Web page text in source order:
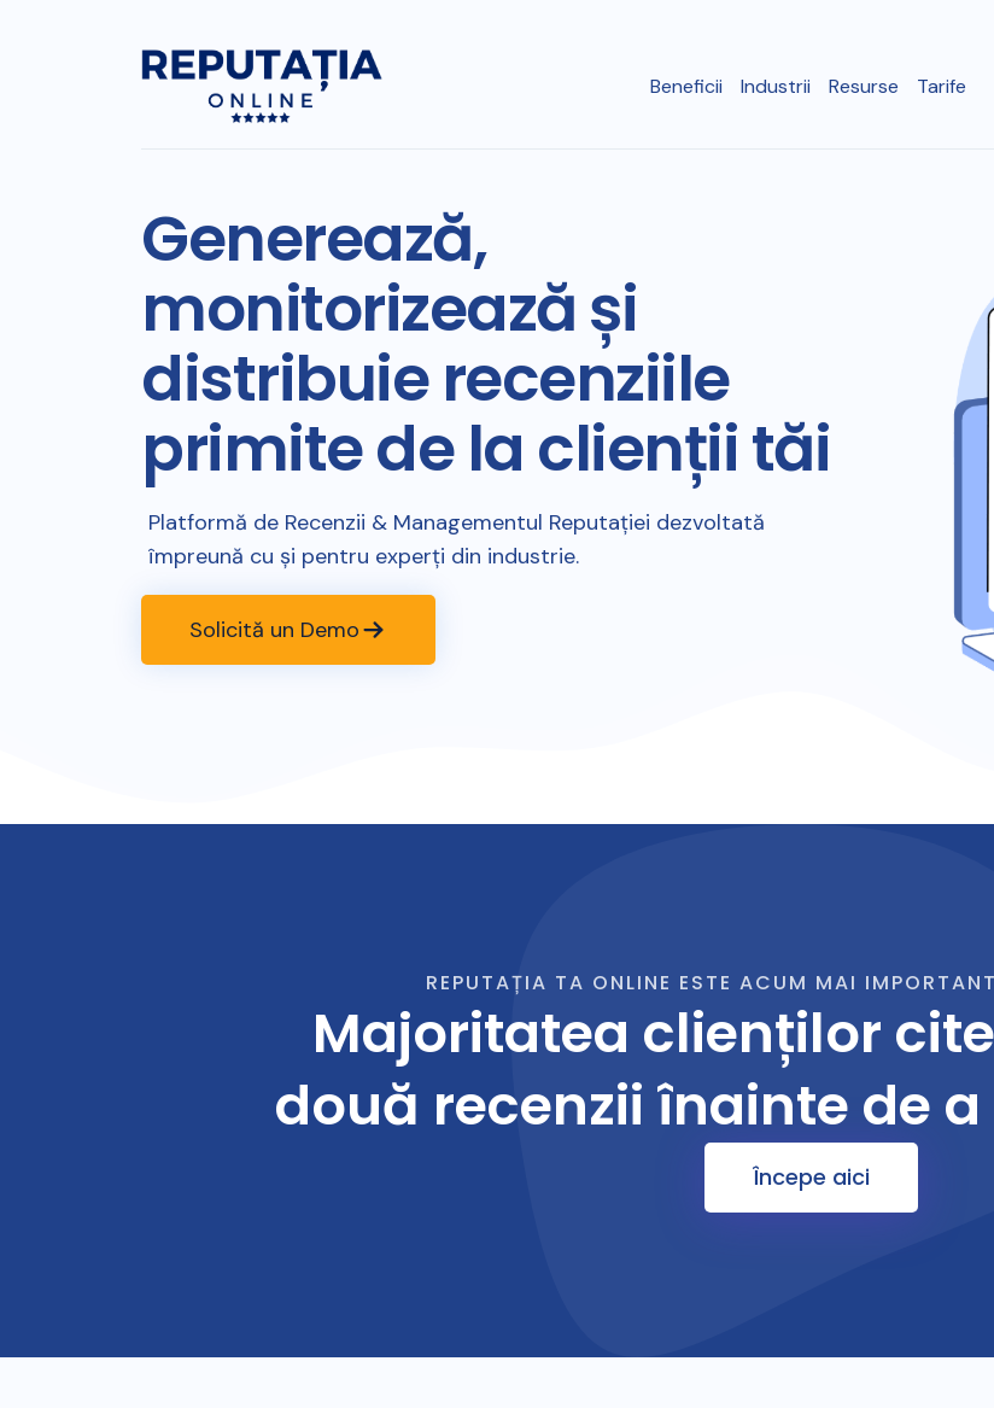
Beneficii Industrii Resurse Tarife
Generează,
monitorizează și
distribuie recenziile
primite de la clienții tăi
Platformă de Recenzii & Managementul Reputației dezvoltată
împreună cu și pentru experți din industrie.
Solicită un Demo
REPUTAȚIA TA ONLINE ESTE ACUM MAI
Majoritatea clienților
două recenzii înainte de
Începe aici